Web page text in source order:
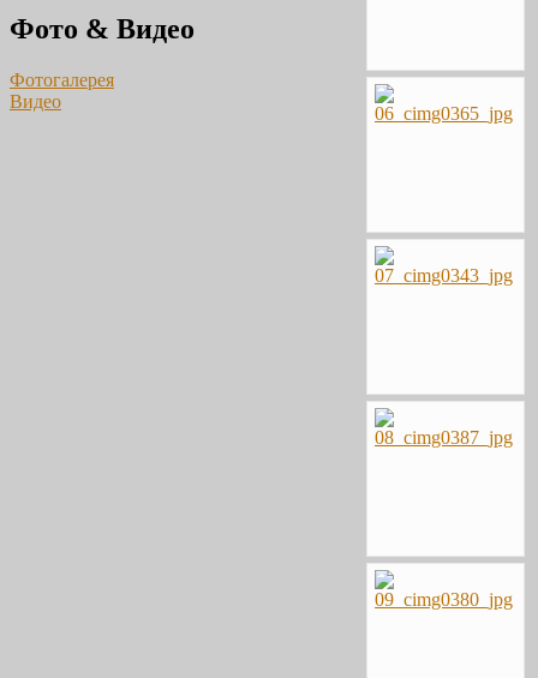
Фото & Видео
Фотогалерея
Видео